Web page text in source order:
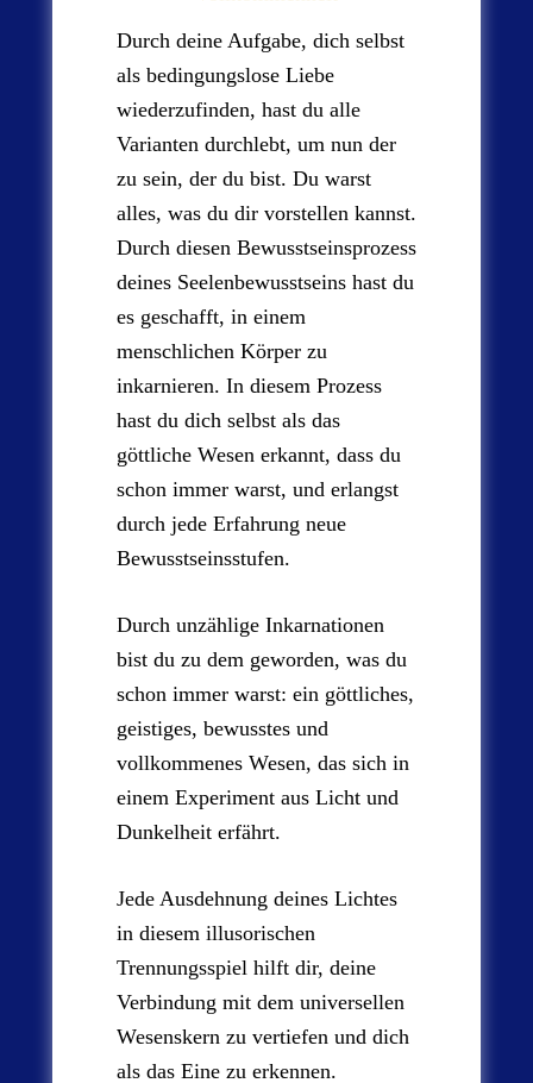
Durch deine Aufgabe, dich selbst
als bedingungslose Liebe
wiederzufinden, hast du alle
Varianten durchlebt, um nun der
zu sein, der du bist. Du warst
alles, was du dir vorstellen kannst.
Durch diesen Bewusstseinsprozess
deines Seelenbewusstseins hast du
es geschafft, in einem
menschlichen Körper zu
inkarnieren. In diesem Prozess
hast du dich selbst als das
göttliche Wesen erkannt, dass du
schon immer warst, und erlangst
durch jede Erfahrung neue
Bewusstseinsstufen.
Durch unzählige Inkarnationen
bist du zu dem geworden, was du
schon immer warst: ein göttliches,
geistiges, bewusstes und
vollkommenes Wesen, das sich in
einem Experiment aus Licht und
Dunkelheit erfährt.
Jede Ausdehnung deines Lichtes
in diesem illusorischen
Trennungsspiel hilft dir, deine
Verbindung mit dem universellen
Wesenskern zu vertiefen und dich
als das Eine zu erkennen.